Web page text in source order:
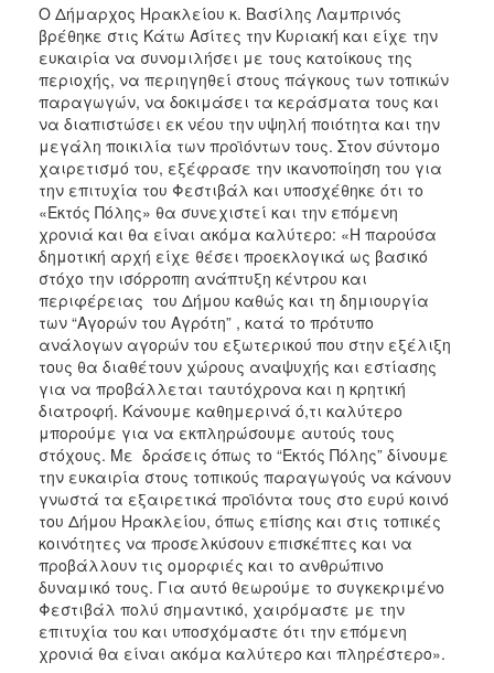
Ο Δήμαρχος Ηρακλείου κ. Βασίλης Λαμπρινός
βρέθηκε στις Κάτω Ασίτες την Κυριακή και είχε την
ευκαιρία να συνομιλήσει με τους κατοίκους της
περιοχής, να περιηγηθεί στους πάγκους των τοπικών
παραγωγών, να δοκιμάσει τα κεράσματα τους και
να διαπιστώσει εκ νέου την υψηλή ποιότητα και την
μεγάλη ποικιλία των προϊόντων τους. Στον σύντομο
χαιρετισμό του, εξέφρασε την ικανοποίηση του για
την επιτυχία του Φεστιβάλ και υποσχέθηκε ότι το
«Εκτός Πόλης» θα συνεχιστεί και την επόμενη
χρονιά και θα είναι ακόμα καλύτερο: «Η παρούσα
δημοτική αρχή είχε θέσει προεκλογικά ως βασικό
στόχο την ισόρροπη ανάπτυξη κέντρου και
περιφέρειας του Δήμου καθώς και τη δημιουργία
των “Αγορών του Αγρότη” , κατά το πρότυπο
ανάλογων αγορών του εξωτερικού που στην εξέλιξη
τους θα διαθέτουν χώρους αναψυχής και εστίασης
για να προβάλλεται ταυτόχρονα και η κρητική
διατροφή. Κάνουμε καθημερινά ό,τι καλύτερο
μπορούμε για να εκπληρώσουμε αυτούς τους
στόχους. Με δράσεις όπως το “Εκτός Πόλης” δίνουμε
την ευκαιρία στους τοπικούς παραγωγούς να κάνουν
γνωστά τα εξαιρετικά προϊόντα τους στο ευρύ κοινό
του Δήμου Ηρακλείου, όπως επίσης και στις τοπικές
κοινότητες να προσελκύσουν επισκέπτες και να
προβάλλουν τις ομορφιές και το ανθρώπινο
δυναμικό τους. Για αυτό θεωρούμε το συγκεκριμένο
Φεστιβάλ πολύ σημαντικό, χαιρόμαστε με την
επιτυχία του και υποσχόμαστε ότι την επόμενη
χρονιά θα είναι ακόμα καλύτερο και πληρέστερο».